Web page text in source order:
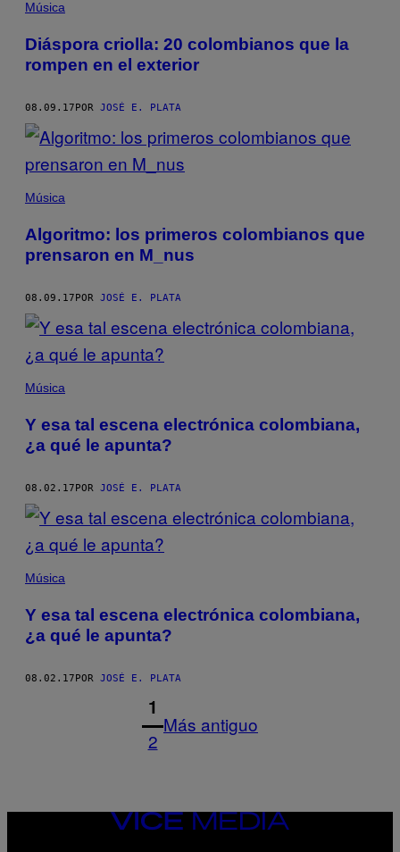
Música
Diáspora criolla: 20 colombianos que la
rompen en el exterior
08.09.17POR JOSÉ E. PLATA
Música
Algoritmo: los primeros colombianos que
prensaron en M_nus
08.09.17POR JOSÉ E. PLATA
Música
Y esa tal escena electrónica colombiana,
¿a qué le apunta?
08.02.17POR JOSÉ E. PLATA
Música
Y esa tal escena electrónica colombiana,
¿a qué le apunta?
08.02.17POR JOSÉ E. PLATA
1
2
Más antiguo
VICE
MEDIA